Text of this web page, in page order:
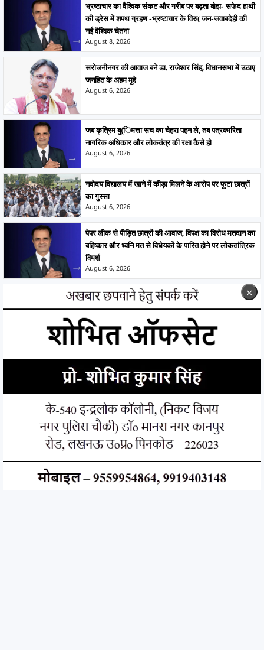
भ्रष्टाचार का वैश्विक संकट और गरीब पर बढ़ता बोझ- सफेद हाथी
की ड्रेस में शपथ ग्रहण -भ्रष्टाचार के विरु( जन-जवाबदेही की
नई वैश्विक चेतना
August 8, 2026
सरोजनीनगर की आवाज बने डा. राजेश्वर सिंह, विधानसभा में उठाए
जनहित के अहम मुद्दे
August 6, 2026
जब कृत्रिम बु(िमत्ता सच का चेहरा पहन ले, तब पत्रकारिता
नागरिक अधिकार और लोकतंत्र की रक्षा कैसे हो
August 6, 2026
नवोदय विद्यालय में खाने में कीड़ा मिलने के आरोप पर फूटा छात्रों
का गुस्सा
August 6, 2026
पेपर लीक से पीड़ित छात्रों की आवाज, विपक्ष का विरोध मतदान का
बहिष्कार और ध्वनि मत से विधेयकों के पारित होने पर लोकतांत्रिक
विमर्श
August 6, 2026
×